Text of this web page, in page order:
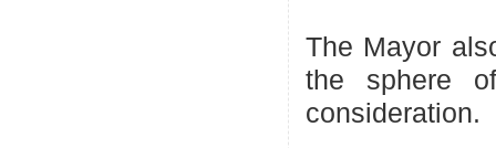
The Mayor
the sphere
consideration.